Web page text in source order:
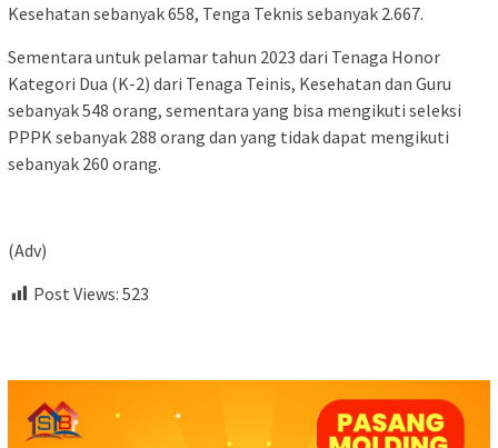
Kesehatan sebanyak 658, Tenga Teknis sebanyak 2.667.
Sementara untuk pelamar tahun 2023 dari Tenaga Honor
Kategori Dua (K-2) dari Tenaga Teinis, Kesehatan dan Guru
sebanyak 548 orang, sementara yang bisa mengikuti seleksi
PPPK sebanyak 288 orang dan yang tidak dapat mengikuti
sebanyak 260 orang.
(Adv)
Post Views: 523